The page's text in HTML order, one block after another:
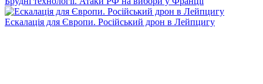
Ескалація для Європи. Російський дрон в Лейпцигу